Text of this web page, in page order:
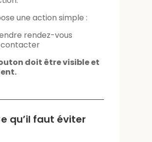
une action simple :
rendez-vous
doit être visible et
qu’il faut éviter